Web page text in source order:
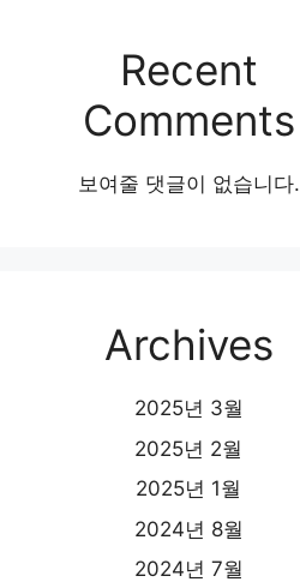
Recent
Comments
보여줄 댓글이 없습니다.
Archives
2025년 3월
2025년 2월
2025년 1월
2024년 8월
2024년 7월